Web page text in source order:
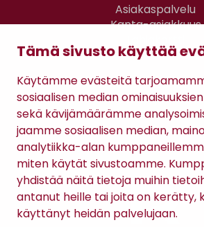
Tämä sivusto käyttää
Käytämme evästeitä
sosiaalisen median
sekä kävijämäärämme
jaamme sosiaalisen median,
analytiikka-alan
miten käytät sivustoamme.
yhdistää näitä tietoja muihin
antanut heille tai joita on kerätty,
käyttänyt heidän palvelujaan.
Asiakaspalvelu
Kanta-asiakkuus
Gomee Ratsula
Sopimusehdot
Tietosuojaseloste
Maksutavat